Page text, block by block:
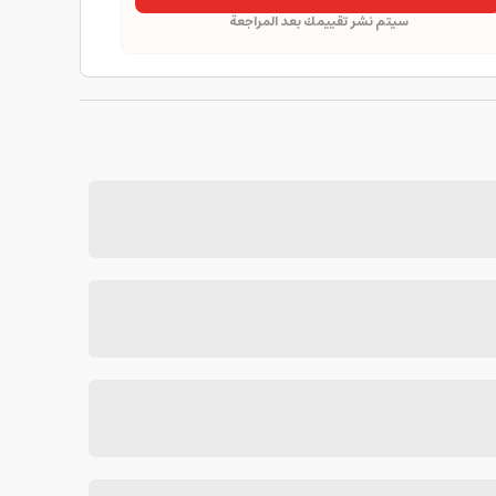
سيتم نشر تقييمك بعد المراجعة